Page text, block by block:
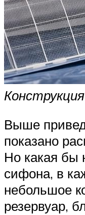
Выше
показано
Но какая бы
сифона, в
небольшое
резервуар,